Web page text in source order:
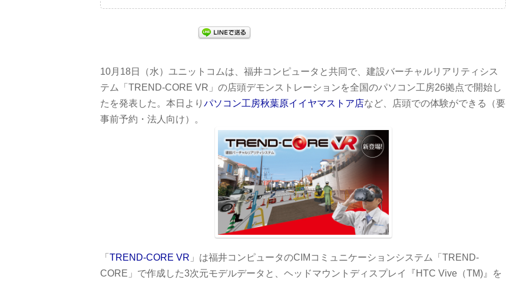
10月18日（水）ユニットコムは、福井コンピュータと共同で、建設バーチャルリアリティシス
テム「TREND-CORE VR」の店頭デモンストレーションを全国のパソコン工房26拠点で開始し
たを発表した。本日より パソコン工房秋葉原イイヤマストア店など、店頭での体験ができる（要
事前予約・法人向け）。
「 TREND-CORE VR 」は福井コンピュータのCIMコミュニケーションシステム「TREND-
CORE」で作成した3次元モデルデータと、ヘッドマウントディスプレイ『HTC Vive（TM)』を